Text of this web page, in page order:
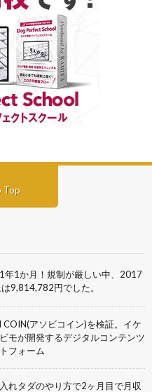
Top
年1か月！規制が厳しい中、2017
9,814,782円でした。
COIN(アソビコイン)を検証。イケ
モが開発するデジタルコンテンツ
フォーム
れタダのやり方で2ヶ月目で月収